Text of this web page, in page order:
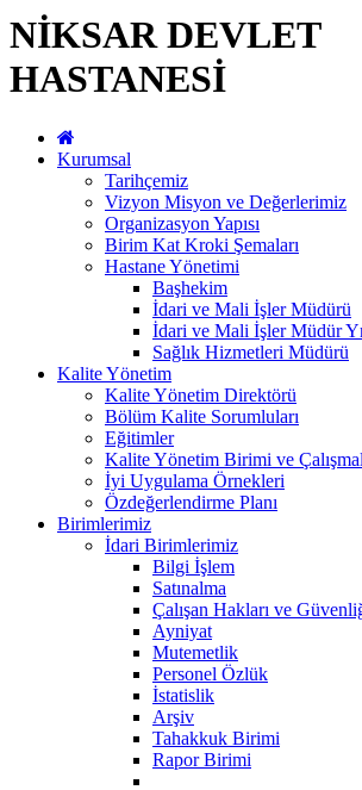
NİKSAR DEVLET
HASTANESİ
Kurumsal
Tarihçemiz
Vizyon Misyon ve Değerlerimiz
Organizasyon Yapısı
Birim Kat Kroki Şemaları
Hastane Yönetimi
Başhekim
İdari ve Mali İşler Müdürü
İdari ve Mali İşler Müdür
Sağlık Hizmetleri Müdürü
Kalite Yönetim
Kalite Yönetim Direktörü
Bölüm Kalite Sorumluları
Eğitimler
Kalite Yönetim Birimi ve
İyi Uygulama Örnekleri
Özdeğerlendirme Planı
Birimlerimiz
İdari Birimlerimiz
Bilgi İşlem
Satınalma
Çalışan Hakları ve
Ayniyat
Mutemetlik
Personel Özlük
İstatislik
Arşiv
Tahakkuk Birimi
Rapor Birimi